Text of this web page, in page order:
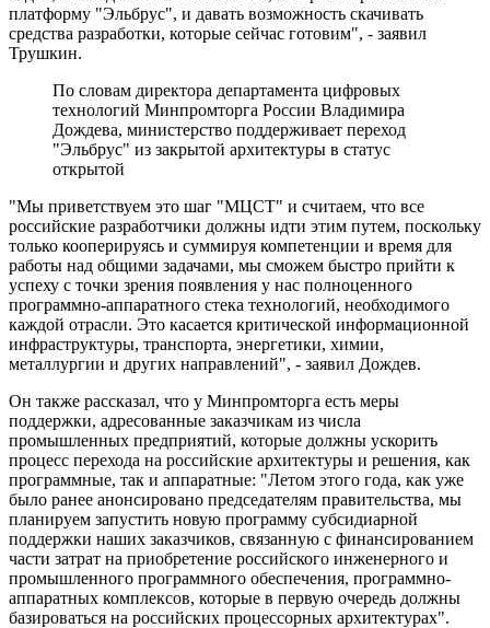
платформу "Эльбрус", и давать возможность скачивать
средства разработки, которые сейчас готовим", - заявил
Трушкин.
По словам директора департамента цифровых
технологий Минпромторга России Владимира
Дождева, министерство поддерживает переход
"Эльбрус" из закрытой архитектуры в статус
открытой
"Мы приветствуем это шаг "МЦСТ" и считаем, что все
российские разработчики должны идти этим путем, поскольку
только кооперируясь и суммируя компетенции и время для
работы над общими задачами, мы сможем быстро прийти к
успеху с точки зрения появления у нас полноценного
программно-аппаратного стека технологий, необходимого
каждой отрасли. Это касается критической информационной
инфраструктуры, транспорта, энергетики, химии,
металлургии и других направлений", - заявил Дождев.
Он также рассказал, что у Минпромторга есть меры
поддержки, адресованные заказчикам из числа
промышленных предприятий, которые должны ускорить
процесс перехода на российские архитектуры и решения, как
программные, так и аппаратные: "Летом этого года, как уже
было ранее анонсировано председателям правительства, мы
планируем запустить новую программу субсидиарной
поддержки наших заказчиков, связанную с финансированием
части затрат на приобретение российского инженерного и
промышленного программного обеспечения, программно-
аппаратных комплексов, которые в первую очередь должны
базироваться на российских процессорных архитектурах".